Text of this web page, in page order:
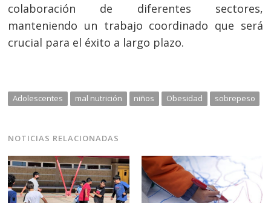
colaboración de diferentes sectores,
manteniendo un trabajo coordinado que será
crucial para el éxito a largo plazo.
Adolescentes mal nutrición niños Obesidad sobrepeso
NOTICIAS RELACIONADAS